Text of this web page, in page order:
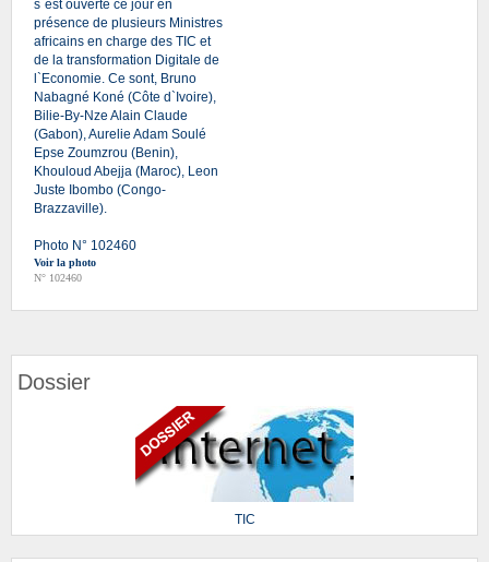
s`est ouverte ce jour en
présence de plusieurs Ministres
africains en charge des TIC et
de la transformation Digitale de
l`Economie. Ce sont, Bruno
Nabagné Koné (Côte d`Ivoire),
Bilie-By-Nze Alain Claude
(Gabon), Aurelie Adam Soulé
Epse Zoumzrou (Benin),
Khouloud Abejja (Maroc), Leon
Juste Ibombo (Congo-
Brazzaville).
Photo N° 102460
Voir la photo
N° 102460
Dossier
TIC